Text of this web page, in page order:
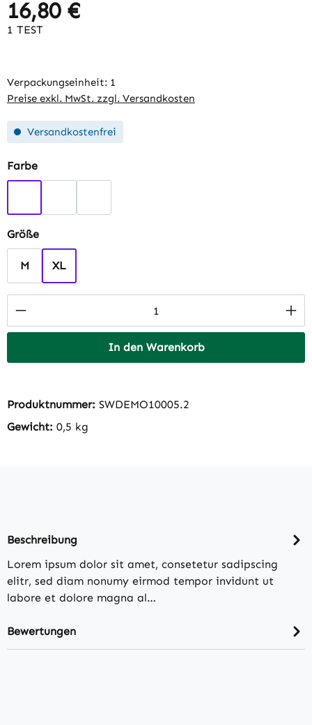
Regulärer Preis:
16,80 €
1 TEST
Verpackungseinheit: 1
Preise exkl. MwSt. zzgl. Versandkosten
Versandkostenfrei
Farbeauswählen
Größeauswählen
M XL
Produkt Anzahl: Gib den gewünschten
In den Warenkorb
Produktnummer: SWDEMO10005.2
Gewicht: 0,5 kg
Beschreibung
Lorem ipsum dolor sit amet, consetetur sadipscing
elitr, sed diam nonumy eirmod tempor invidunt ut
labore et dolore magna al…
Bewertungen